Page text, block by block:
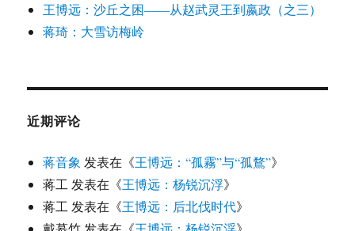
王博远：沙丘之困——从赵武灵王到嬴政（之三）
蒋琦：大雪访梅岭
近期评论
蒋音象 发表在《王博远：“孤霧”与“孤鶩”》
蒋工 发表在《王博远：杨锐沉浮》
蒋工 发表在《王博远：后北伐时代》